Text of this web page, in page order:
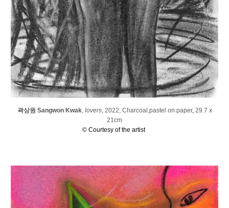
곽상원 Sangwon Kwak, lovers, 2022, Charcoal,pastel on paper, 29.7 x
21cm
© Courtesy of the artist